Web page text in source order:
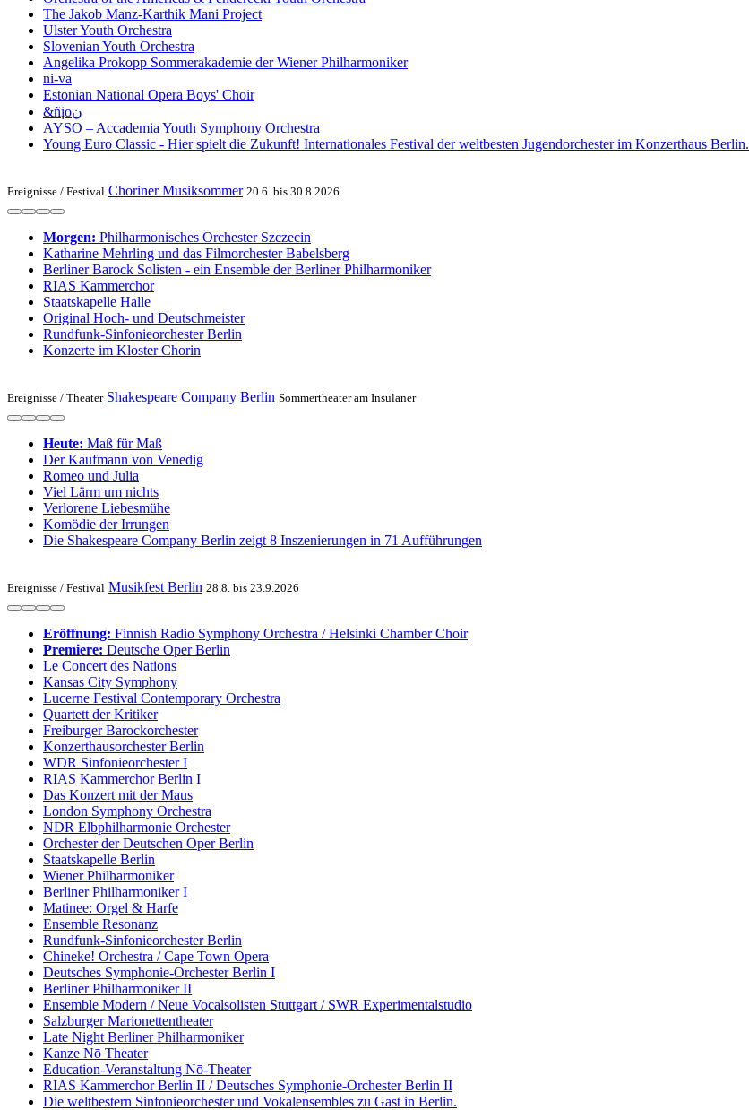
The Jakob Manz-Karthik Mani Project
Ulster Youth Or­chestra
Slo­ve­ni­an Youth Orchestra
Angelika Pro­kopp Som­mer­akademie der Wiener Philharmoniker
ni-va
Estonian National Opera Boys' Choir
&ñịoن
AYSO – Accademia Youth Symphony Orchestra
Young Euro Classic - Hier spielt die Zukunft! Internationales Festival der weltbesten Jugendorchester im Konzerthaus Berlin.
Ereignisse / Festival Choriner Musiksommer 20.6. bis 30.8.2026
Morgen: Philharmonisches Orchester Szczecin
Katharine Mehrling und das Filmorchester Babelsberg
Berliner Barock Solisten - ein Ensemble der Berliner Philharmoniker
RIAS Kammerchor
Staatskapelle Halle
Original Hoch- und Deutschmeister
Rundfunk-Sinfonieorchester Berlin
Konzerte im Kloster Chorin
Ereignisse / Theater Shakespeare Company Berlin Sommertheater am Insulaner
Heute: Maß für Maß
Der Kaufmann von Venedig
Romeo und Julia
Viel Lärm um nichts
Verlorene Liebesmühe
Komödie der Irrungen
Die Shakespeare Company Berlin zeigt 8 Inszenierungen in 71 Aufführungen
Ereignisse / Festival Musikfest Berlin 28.8. bis 23.9.2026
Eröffnung: Finnish Radio Symphony Orchestra / Helsinki Chamber Choir
Premiere: Deutsche Oper Berlin
Le Concert des Nations
Kansas City Symphony
Lucerne Festival Contemporary Orchestra
Quartett der Kritiker
Freiburger Barockorchester
Konzerthausorchester Berlin
WDR Sinfonieorchester I
RIAS Kammerchor Berlin I
Das Konzert mit der Maus
London Symphony Orchestra
NDR Elbphilharmonie Orchester
Orchester der Deutschen Oper Berlin
Staatskapelle Berlin
Wiener Philharmoniker
Berliner Philharmoniker I
Matinee: Orgel & Harfe
Ensemble Resonanz
Rundfunk-Sinfonieorchester Berlin
Chineke! Orchestra / Cape Town Opera
Deutsches Symphonie-Orchester Berlin I
Berliner Philharmoniker II
Ensemble Modern / Neue Vocalsolisten Stuttgart / SWR Experimentalstudio
Salzburger Marionettentheater
Late Night Berliner Philharmoniker
Kanze Nō Theater
Education-Veranstaltung Nō-Theater
RIAS Kammerchor Berlin II / Deutsches Symphonie-Orchester Berlin II
Die weltbestern Sinfonieorchester und Vokalensembles zu Gast in Berlin.